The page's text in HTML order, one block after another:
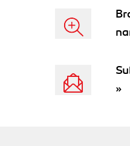
28 milionów lajków,
Anonimowość 
»